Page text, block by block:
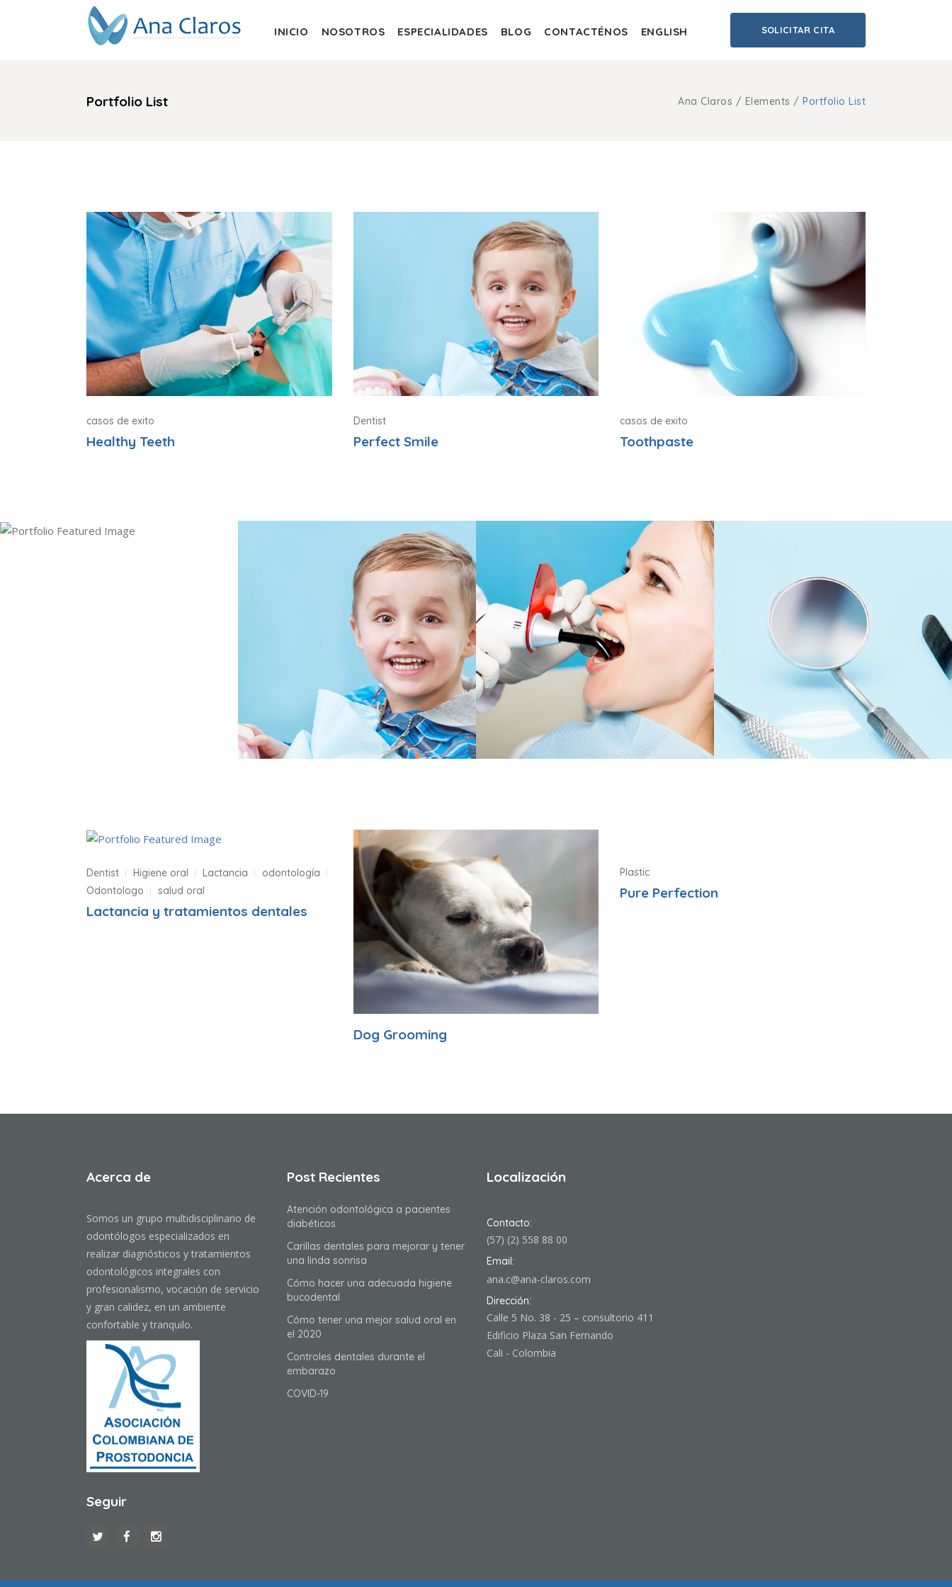
INICIO NOSOTROS ESPECIALIDADES BLOG CONTACTÉNOS ENGLISH SOLICITAR CITA
Portfolio List Ana Claros / Elements / Portfolio List
casos de exito
Healthy Teeth
Dentist
Perfect Smile
casos de exito
Toothpaste
Perfect Smile
Dentist
Top Health
Dentist
Professionals
Dentist Higiene oral Lactancia
odontología
Odontologo
salud oral
Lactancia y tratamientos dentales
Dog Grooming
Plastic
Pure Perfection
Acerca de
Somos un grupo multidisciplinario de
odontólogos especializados en
realizar diagnósticos y tratamientos
odontológicos integrales con
profesionalismo, vocación de servicio
y gran calidez, en un ambiente
confortable y tranquilo.
Seguir
Post Recientes
Atención odontológica a pacientes
diabéticos
Carillas dentales para mejorar y tener
una linda sonrisa
Cómo hacer una adecuada higiene
bucodental
Cómo tener una mejor salud oral en
el 2020
Controles dentales durante el
embarazo
COVID-19
Localización
Contacto:
(57) (2) 558 88 00
Email:
ana.c@ana-claros.com
Dirección:
Calle 5 No. 38 - 25 – consultorio 411
Edificio Plaza San Fernando
Cali - Colombia